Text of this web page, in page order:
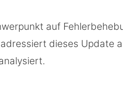
auf
adressiert dieses Update